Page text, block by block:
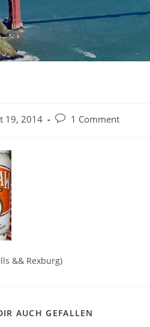
19, 2014
Beitrags-
1 Comment
&& Rexburg)
AUCH GEFALLEN